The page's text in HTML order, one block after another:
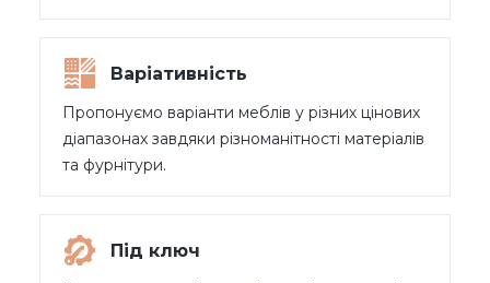
Варіативність
Пропонуємо варіанти меблів у різних цінових
діапазонах завдяки різноманітності матеріалів
та фурнітури.
Під ключ